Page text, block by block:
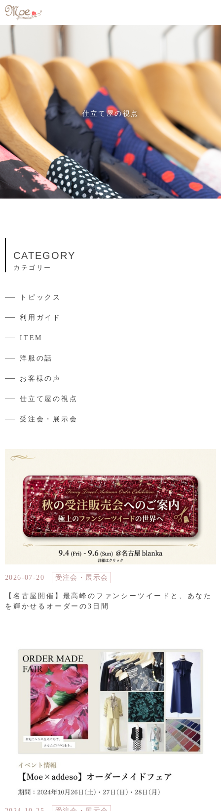
仕立て屋の視点
CATEGORY
カテゴリー
トピックス
利用ガイド
ITEM
洋服の話
お客様の声
仕立て屋の視点
受注会・展示会
2026-07-20 受注会・展示会
【名古屋開催】最高峰のファンシーツイードと、あなた
を輝かせるオーダーの3日間